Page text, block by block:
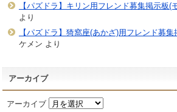
【パズドラ】キリン用フレンド募集掲示板(
より
【パズドラ】猗窩座(あかざ)用フレンド募
ケメン より
アーカイブ
アーカイブ